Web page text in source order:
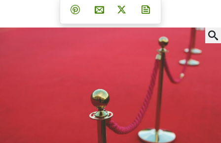
Teilen auf Facebook
Teilen auf Whatsapp
Teilen auf Telegram
Teilen auf Pinterest
Per E-Mail teilen
Post auf X